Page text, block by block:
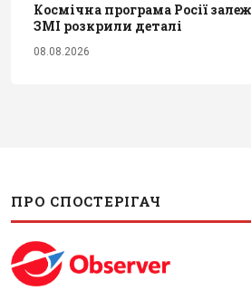
Космічна програма Росії
ЗМІ розкрили деталі
08.08.2026
ПРО СПОСТЕРІГАЧ